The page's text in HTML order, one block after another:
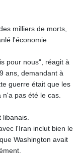
milliers de morts,
l'économie
pour nous", réagit à
ans, demandant à
guerre était que les
pas été le cas.
l'Iran inclut bien le
Washington avait